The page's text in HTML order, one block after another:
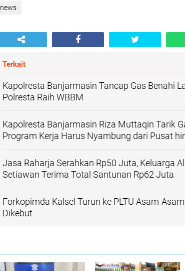
news
Terkait
Kapolresta Banjarmasin Tancap Gas Benahi
Polresta Raih WBBM
Kapolresta Banjarmasin Riza Muttaqin Tarik
Program Kerja Harus Nyambung dari Pusat
Jasa Raharja Serahkan Rp50 Juta, Keluarga
Setiawan Terima Total Santunan Rp62 Juta
Forkopimda Kalsel Turun ke PLTU Asam-
Dikebut